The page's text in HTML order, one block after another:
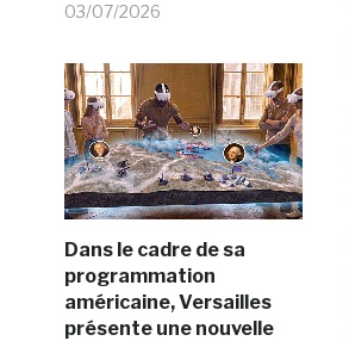
03/07/2026
Dans le cadre de sa
programmation
américaine, Versailles
présente une nouvelle